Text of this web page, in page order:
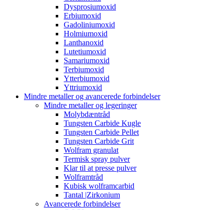
Dysprosiumoxid
Erbiumoxid
Gadoliniumoxid
Holmiumoxid
Lanthanoxid
Lutetiumoxid
Samariumoxid
Terbiumoxid
Ytterbiumoxid
Yttriumoxid
Mindre metaller og avancerede forbindelser
Mindre metaller og legeringer
Molybdæntråd
Tungsten Carbide Kugle
Tungsten Carbide Pellet
Tungsten Carbide Grit
Wolfram granulat
Termisk spray pulver
Klar til at presse pulver
Wolframtråd
Kubisk wolframcarbid
Tantal |Zirkonium
Avancerede forbindelser